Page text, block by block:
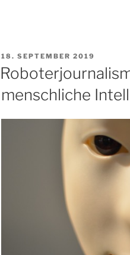
VERÖFFENTLICHT
AM
18. SEPTEMBER 2019
menschliche